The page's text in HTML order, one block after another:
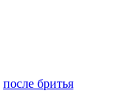
после бритья